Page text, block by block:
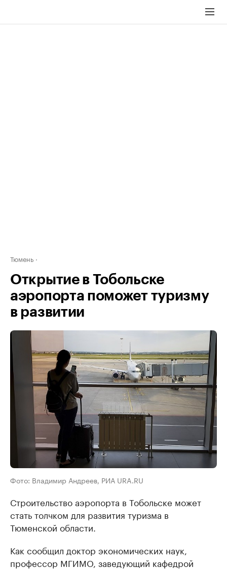
Тюмень
Открытие в Тобольске
аэропорта поможет туризму
в развитии
Фото: Владимир Андреев, РИА URA.RU
Строительство аэропорта в Тобольске может
стать толчком для развития туризма в
Тюменской области.
Как сообщил доктор экономических наук,
профессор МГИМО, заведующий кафедрой